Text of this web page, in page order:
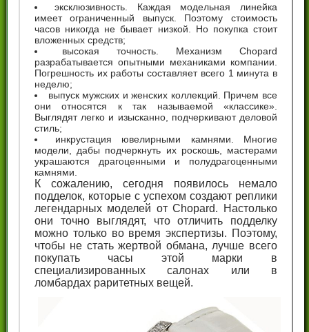
эксклюзивность. Каждая модельная линейка
имеет ограниченный выпуск. Поэтому стоимость
часов никогда не бывает низкой. Но покупка стоит
вложенных средств;
высокая точность. Механизм Chopard
разрабатывается опытными механиками компании.
Погрешность их работы составляет всего 1 минута в
неделю;
выпуск мужских и женских коллекций. Причем все
они относятся к так называемой «классике».
Выглядят легко и изысканно, подчеркивают деловой
стиль;
инкрустация ювелирными камнями. Многие
модели, дабы подчеркнуть их роскошь, мастерами
украшаются драгоценными и полудрагоценными
камнями.
К сожалению, сегодня появилось немало
подделок, которые с успехом создают реплики
легендарных моделей от Chopard. Настолько
они точно выглядят, что отличить подделку
можно только во время экспертизы. Поэтому,
чтобы не стать жертвой обмана, лучше всего
покупать часы этой марки в
специализированных салонах или в
ломбардах раритетных вещей.